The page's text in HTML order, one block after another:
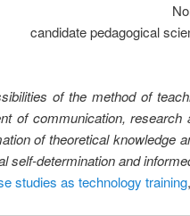
candidate pedagogical
of the method of
of communication,
of theoretical knowledge
self-determination and
studies as technology training,